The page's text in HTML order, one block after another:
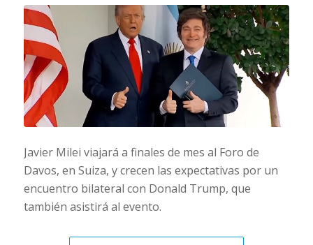
Javier Milei viajará a finales de mes al Foro de
Davos, en Suiza, y crecen las expectativas por un
encuentro bilateral con Donald Trump, que
también asistirá al evento.